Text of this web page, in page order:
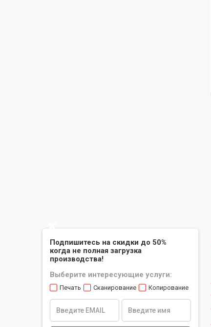
Подпишитесь на скидки до 50%
когда не полная загрузка
производства!
Выберите интересующие услуги:
Печать Сканирование Копирование